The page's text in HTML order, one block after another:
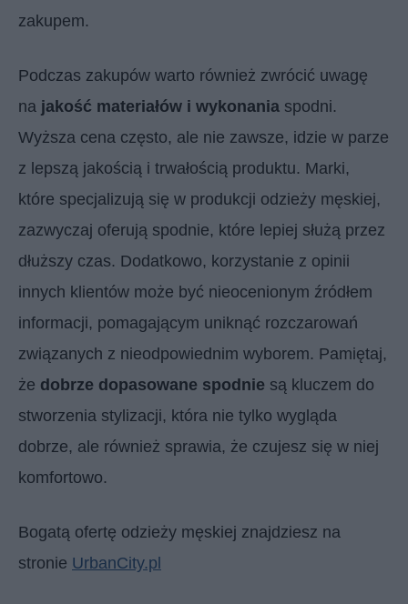
zakupem.
Podczas zakupów warto również zwrócić uwagę
na jakość materiałów i wykonania spodni.
Wyższa cena często, ale nie zawsze, idzie w parze
z lepszą jakością i trwałością produktu. Marki,
które specjalizują się w produkcji odzieży męskiej,
zazwyczaj oferują spodnie, które lepiej służą przez
dłuższy czas. Dodatkowo, korzystanie z opinii
innych klientów może być nieocenionym źródłem
informacji, pomagającym uniknąć rozczarowań
związanych z nieodpowiednim wyborem. Pamiętaj,
że dobrze dopasowane spodnie są kluczem do
stworzenia stylizacji, która nie tylko wygląda
dobrze, ale również sprawia, że czujesz się w niej
komfortowo.
Bogatą ofertę odzieży męskiej znajdziesz na
stronie UrbanCity.pl